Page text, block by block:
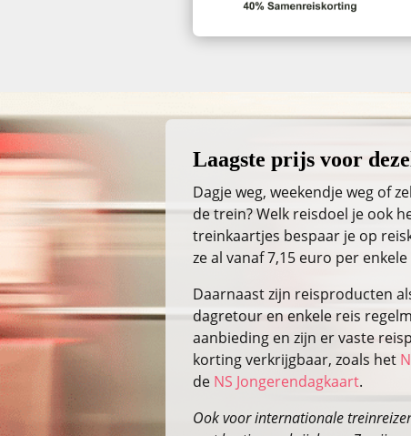
Laagste prijs voor
Dagje weg, weekendje weg of
de trein? Welk reisdoel je ook
treinkaartjes bespaar je op
ze al vanaf 7,15 euro per enkele
Daarnaast zijn reisproducten
dagretour en enkele reis
aanbieding en zijn er vaste
korting verkrijgbaar, zoals het
de NS Jongerendagkaart.
Ook voor internationale